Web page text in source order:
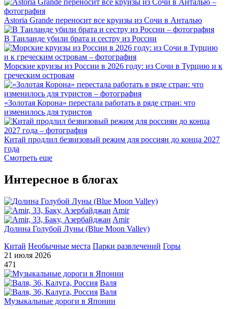
Astoria Grande переносит все круизы из Сочи в Анталью
В Таиланде убили брата и сестру из России
Морские круизы из России в 2026 году: из Сочи в Турцию и к
греческим островам
«Золотая Корона» перестала работать в ряде стран: что
изменилось для туристов
Китай продлил безвизовый режим для россиян до конца 2027
года
Смотреть еще
Интересное в блогах
Amir
Amir
Долина Голубой Луны (Blue Moon Valley)
Китай Необычные места Парки развлечений Горы
21 июля 2026
471
Валя
Валя
Музыкальные дороги в Японии